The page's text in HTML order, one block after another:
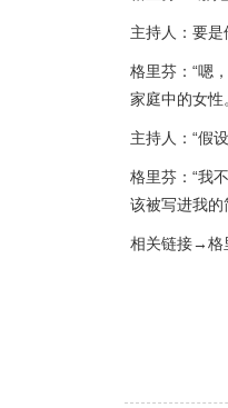
主持人：要
格里芬：“嗯
家庭中的女性
主持人：“假
格里芬：“我
该被写进我的
相关链接→格